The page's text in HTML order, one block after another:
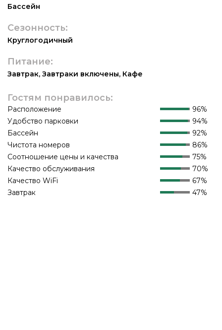
Бассейн
Сезонность:
Круглогодичный
Питание:
Завтрак, Завтраки включены, Кафе
Гостям понравилось:
Расположение
96%
Удобство парковки
94%
Бассейн
92%
Чистота номеров
86%
Соотношение цены и качества
75%
Качество обслуживания
70%
Качество WiFi
67%
Завтрак
47%